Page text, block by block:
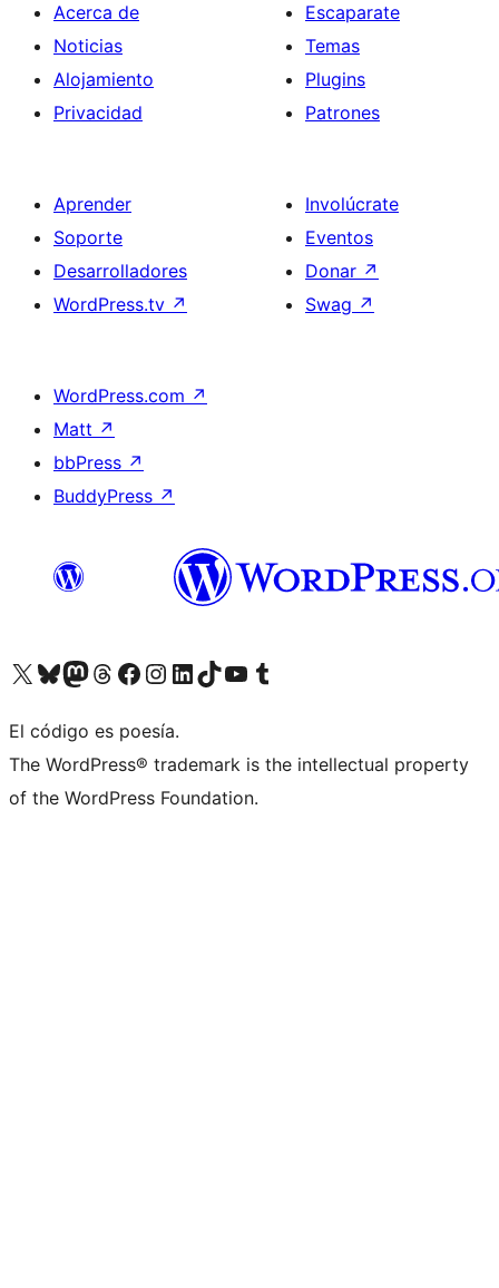
Acerca de
Noticias
Alojamiento
Privacidad
Escaparate
Temas
Plugins
Patrones
Aprender
Soporte
Desarrolladores
WordPress.tv ↗
Involúcrate
Eventos
Donar ↗
Swag ↗
WordPress.com ↗
Matt ↗
bbPress ↗
BuddyPress ↗
Visita nuestra cuenta de X (anteriormente Twitter)
Visita nuestra cuenta de Bluesky
Visita nuestra cuenta de Mastodon
Visita nuestra cuenta de Threads
Visita nuestra página de Facebook
Visita nuestra cuenta de Instagram
Visita nuestra cuenta de LinkedIn
Visita nuestra cuenta de TikTok
Visita nuestro canal de YouTube
Visita nuestra cuenta de Tumblr
El código es poesía.
The WordPress® trademark is the intellectual property
of the WordPress Foundation.